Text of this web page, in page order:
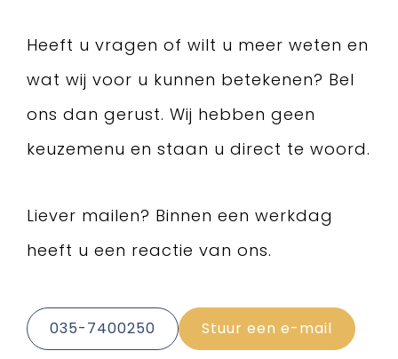
Heeft u vragen of wilt u meer weten en
wat wij voor u kunnen betekenen? Bel
ons dan gerust. Wij hebben geen
keuzemenu en staan u direct te woord.
Liever mailen? Binnen een werkdag
heeft u een reactie van ons.
035-7400250 Stuur een e-mail